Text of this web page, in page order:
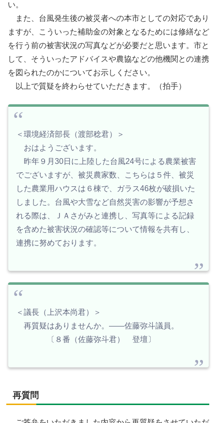
い。
また、台風発生後の被災者への本市としての対応であり
ますが、こういった補助金の対象となるためには修繕など
を行う前の被害状況の写真などが必要だと思います。市と
して、そういったアドバイスや農協などの他機関との連携
を図られたのかについてお示しください。
以上で質疑を終わらせていただきます。（拍手）
＜環境経済部長（渡部稔君）＞
おはようございます。
昨年９月30日に上陸した台風24号による農業被害
でございますが、被災農家数、こちらは５件、被災
した農業用ハウスは６棟で、ガラス46枚が破損いた
しました。台風や大雪など自然災害の影響が予想さ
れる際は、ＪＡさがみと連携し、写真等による記録
を含めた被害状況の確認等について情報を共有し、
連携に努めております。
＜議長（上沢本尚君）＞
再質疑はありませんか。――佐藤弥斗議員。
〔８番（佐藤弥斗君） 登壇〕
再質問